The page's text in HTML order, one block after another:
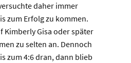
daher immer
zum Erfolg zu kommen.
Kimberly Gisa oder später
zu selten an. Dennoch
zum 4:6 dran, dann blieb